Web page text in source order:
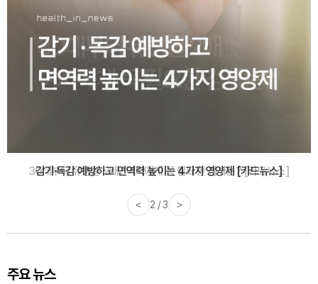
감기·독감 예방하고 면역력 높이는 4가지 영양제 [카드뉴스]
< 3 / 3 >
주요 뉴스